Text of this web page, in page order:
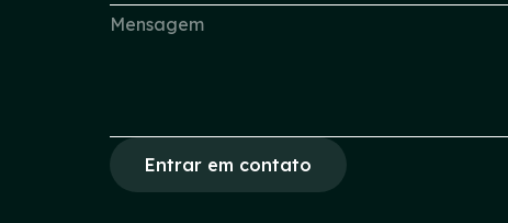
Entrar em contato